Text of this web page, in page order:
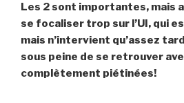
Les 2 sont importantes, mais
se focaliser trop sur l’UI, qui
mais n’intervient qu’assez
sous peine de se retrouver
complètement piétinées!